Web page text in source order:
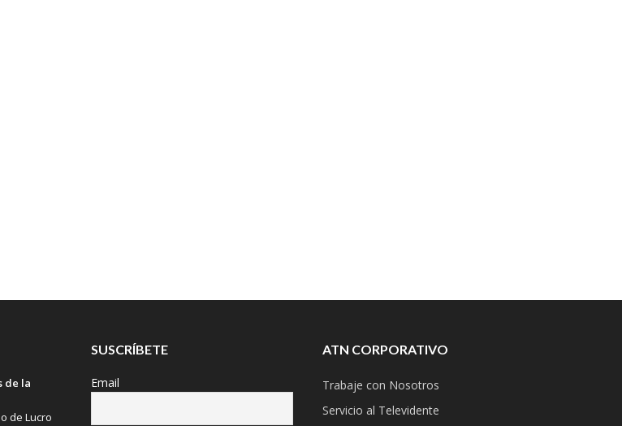
de la
de Lucro
SUSCRÍBETE
Email
ATN CORPORATIVO
Trabaje con Nosotros
Servicio al Televidente